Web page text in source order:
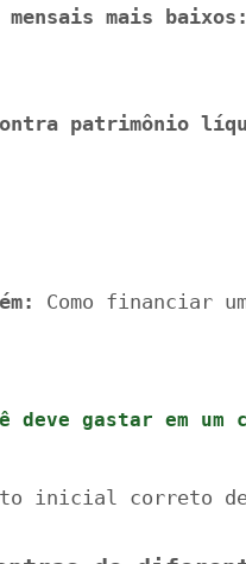
mensais mais baixos:
patrimônio
Como financiar
deve gastar em um
inicial correto